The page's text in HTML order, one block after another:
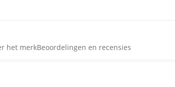
het merkBeoordelingen en recensies